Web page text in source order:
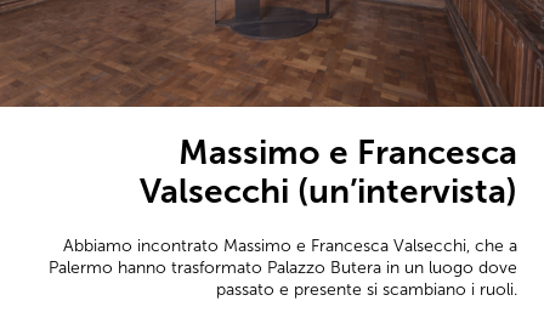
Massimo e Francesca
Valsecchi (un’intervista)
Abbiamo incontrato Massimo e Francesca Valsecchi, che a
Palermo hanno trasformato Palazzo Butera in un luogo dove
passato e presente si scambiano i ruoli.